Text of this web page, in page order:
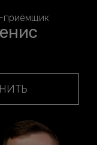
приёмщик